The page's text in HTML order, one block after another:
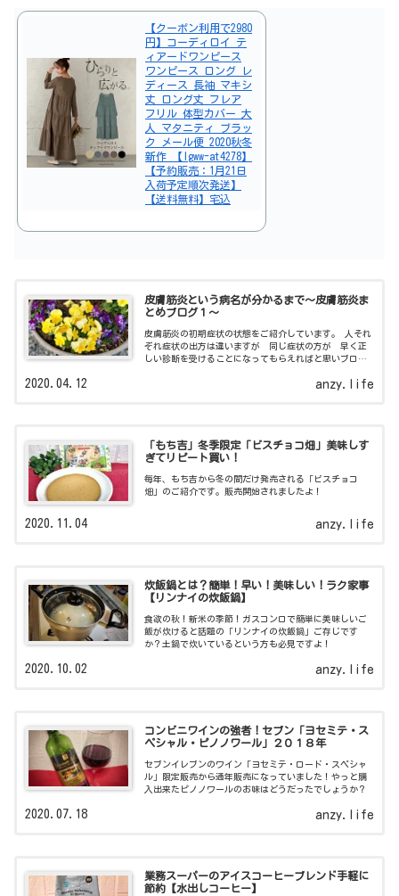
【クーポン利用で2980
円】コーディロイ テ
ィアードワンピース
ワンピース ロング レ
ディース 長袖 マキシ
丈 ロング丈 フレア
フリル 体型カバー 大
人 マタニティ ブラッ
ク メール便 2020秋冬
新作 【lgww-at4278】
【予約販売：1月21日
入荷予定順次発送】
【送料無料】宅込
皮膚筋炎という病名が分かるまで～皮膚筋炎ま
とめブログ１～
皮膚筋炎の初期症状の状態をご紹介しています。 人それ
ぞれ症状の出方は違いますが 同じ症状の方が 早く正
しい診断を受けることになってもらえればと思いブログ
anzy.life
2020.04.12
「もち吉」冬季限定「ビスチョコ畑」美味しす
ぎてリピート買い！
毎年、もち吉から冬の間だけ発売される「ビスチョコ
畑」のご紹介です。販売開始されましたよ！
anzy.life
2020.11.04
炊飯鍋とは？簡単！早い！美味しい！ラク家事
【リンナイの炊飯鍋】
食欲の秋！新米の季節！ガスコンロで簡単に美味しいご
飯が炊けると話題の「リンナイの炊飯鍋」ご存じです
か？土鍋で炊いているという方も必見ですよ！
anzy.life
2020.10.02
コンビニワインの強者！セブン「ヨセミテ・ス
ペシャル・ピノノワール」２０１８年
セブンイレブンのワイン「ヨセミテ・ロード・スペシャ
ル」限定販売から通年販売になっていました！やっと購
入出来たピノノワールのお味はどうだったでしょうか？
anzy.life
2020.07.18
業務スーパーのアイスコーヒーブレンド手軽に
節約【水出しコーヒー】